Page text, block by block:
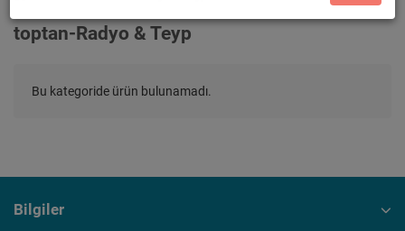
toptan-Radyo & Teyp
Bu kategoride ürün bulunamadı.
Bilgiler